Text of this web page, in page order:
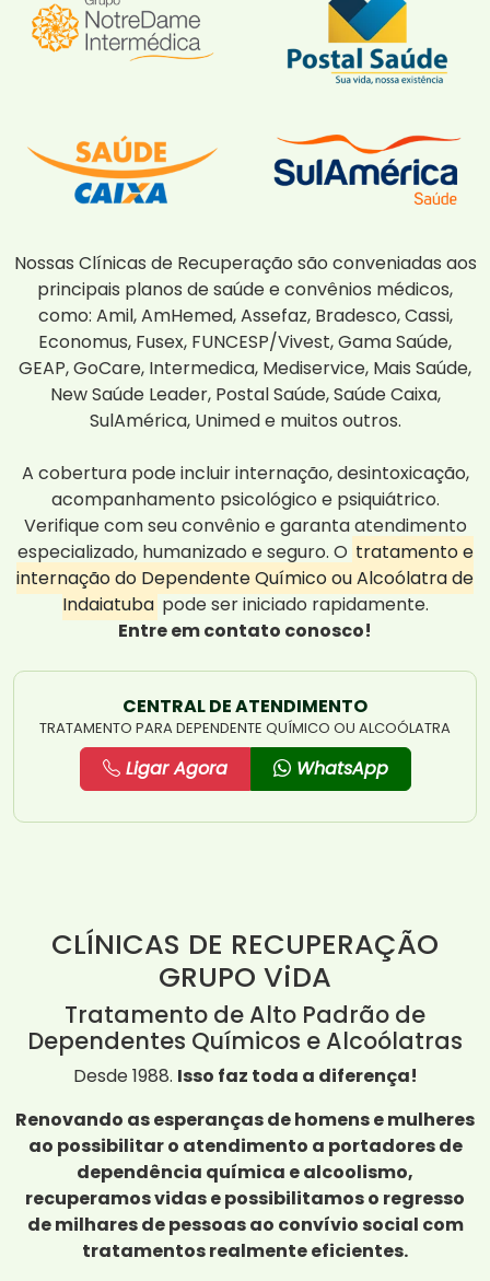
Nossas Clínicas de Recuperação são conveniadas aos
principais planos de saúde e convênios médicos,
como: Amil, AmHemed, Assefaz, Bradesco, Cassi,
Economus, Fusex, FUNCESP/Vivest, Gama Saúde,
GEAP, GoCare, Intermedica, Mediservice, Mais Saúde,
New Saúde Leader, Postal Saúde, Saúde Caixa,
SulAmérica, Unimed e muitos outros.
A cobertura pode incluir internação, desintoxicação,
acompanhamento psicológico e psiquiátrico.
Verifique com seu convênio e garanta atendimento
especializado, humanizado e seguro. O tratamento e
internação do Dependente Químico ou Alcoólatra de
Indaiatuba pode ser iniciado rapidamente.
Entre em contato conosco!
CENTRAL DE ATENDIMENTO
TRATAMENTO PARA DEPENDENTE QUÍMICO OU ALCOÓLATRA
Ligar Agora WhatsApp
CLÍNICAS DE RECUPERAÇÃO
GRUPO ViDA
Tratamento de Alto Padrão de
Dependentes Químicos e Alcoólatras
Desde 1988. Isso faz toda a diferença!
Renovando as esperanças de homens e mulheres
ao possibilitar o atendimento a portadores de
dependência química e alcoolismo,
recuperamos vidas e possibilitamos o regresso
de milhares de pessoas ao convívio social com
tratamentos realmente eficientes.